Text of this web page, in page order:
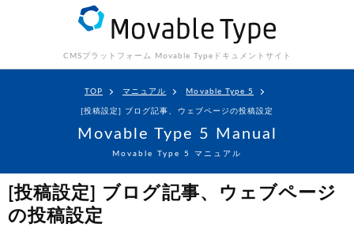
CMSプラットフォーム Movable Type ドキュメントサイト
TOP マニュアル Movable Type 5
[投稿設定] ブログ記事、ウェブページの投稿設定
Movable Type 5 Manual
Movable Type 5 マニュアル
[投稿設定] ブログ記事、ウェブページ
の投稿設定